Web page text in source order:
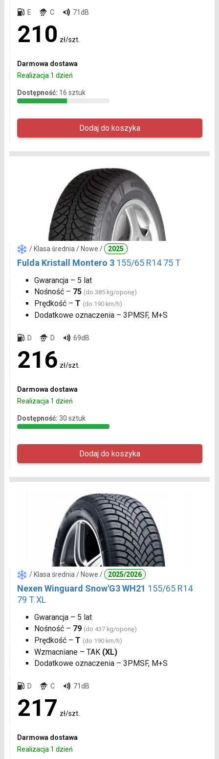
E C 71dB
210 zł/szt.
Darmowa dostawa
Realizacja 1 dzień
Dostępność: 16 sztuk
/ Klasa średnia / Nowe / 2025
Fulda Kristall Montero 3 155/65 R14 75 T
Gwarancja – 5 lat
Nośność – 75 (do 385 kg/oponę)
Prędkość – T (do 190 km/h)
Dodatkowe oznaczenia – 3PMSF, M+S
D D 69dB
216 zł/szt.
Darmowa dostawa
Realizacja 1 dzień
Dostępność: 30 sztuk
/ Klasa średnia / Nowe / 2025/2026
Nexen Winguard Snow'G3 WH21 155/65 R14
79 T XL
Gwarancja – 5 lat
Nośność – 79 (do 437 kg/oponę)
Prędkość – T (do 190 km/h)
Wzmacniane – TAK (XL)
Dodatkowe oznaczenia – 3PMSF, M+S
D C 71dB
217 zł/szt.
Darmowa dostawa
Realizacja 1 dzień